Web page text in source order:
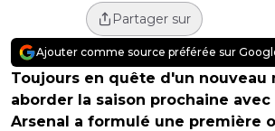
Partager sur
Ajouter comme source préférée sur
Toujours en quête d'un
aborder la saison prochaine
Arsenal a formulé une première